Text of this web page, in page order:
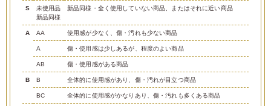
S
未使用品
新品同様
新品同様・全く使用していない商品、またはそれに近い商品
A AA 使用感が少なく、傷・汚れも少ない商品
A 傷・使用感は少しあるが、程度のよい商品
AB 傷・使用感がある商品
B B 全体的に使用感があり、傷・汚れが目立つ商品
BC 全体的に使用感がかなりあり、傷・汚れも多くある商品